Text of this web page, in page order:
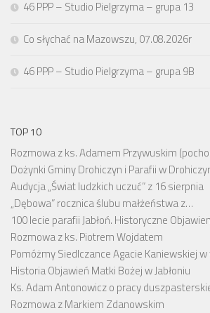
46 PPP – Studio Pielgrzyma – grupa 13
Co słychać na Mazowszu, 07.08.2026r
46 PPP – Studio Pielgrzyma – grupa 9B
TOP 10
Rozmowa z ks. Adamem Przywuskim
Dożynki Gminy Drohiczyn i Parafii w
Audycja „Świat ludzkich uczuć” z 16 sierpnia
„Dębowa” rocznica ślubu małżeństwa z…
100 lecie parafii Jabłoń. Historyczne
Rozmowa z ks. Piotrem Wojdatem
Pomóżmy Siedlczance Agacie Kaniewskiej
Historia Objawień Matki Bożej w Jabłoniu
Ks. Adam Antonowicz o pracy
Rozmowa z Markiem Zdanowskim